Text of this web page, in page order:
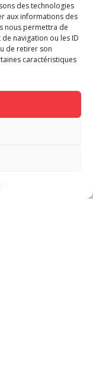
des technologies
aux informations des
nous permettra de
navigation ou les ID
de retirer son
caractéristiques